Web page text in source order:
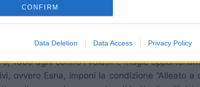
CONFIRM
Data Deletion Data Access Privacy Policy
Protect, Shell, Reflex ecc. ecc
ti consiglio di allegare la magia Energida alla
di cura;
e quindi molti slot da occupare, ti consiglio
1000 aghi contro i volatili e magie
ovvero Esna, imponi la condizione “Alleato